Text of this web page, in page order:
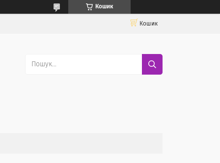
Кошик
Кошик